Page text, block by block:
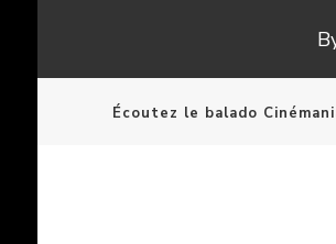
Écoutez le balado